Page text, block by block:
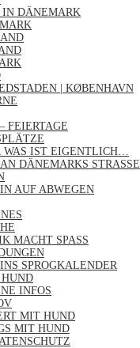
DÄNEMARK
| KØBENHAVN
FEIERTAGE
WAS IST EIGENTLICH…
DÄNEMARKS STRASSEN
AUF ABWEGEN
MACHT SPASS
SPROGKALENDER
INFOS
MIT HUND
MIT HUND